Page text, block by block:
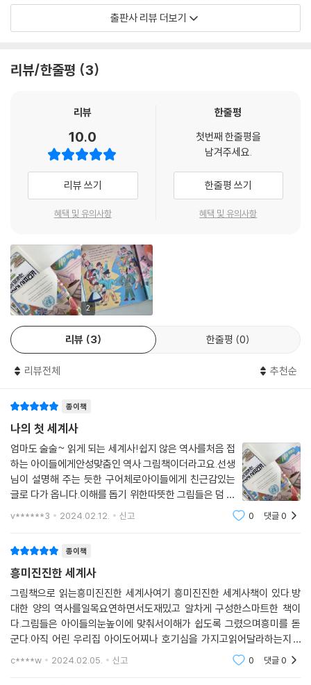
맞춤한 세계사 그림책이 필요하다는 생각에서 〈나의 첫 세계사〉 시리즈가
이들의 끝없는 상상력에 물을 주고, “세계사는 재미있다!”라는 첫인상을
성장하는 6~7세부터 제대로 된 역사책을 만난다면 세계를 바라보는 폭넓
문명이 발생한 고대부터 전 세계가 하나로 연결되어 살아가는 현대까지 시
대별 세계사를 다루며 총 20권으로 출간됩니다. 인도, 중국, 일본, 미국 등
한 나라의 역사를 집중적으로 탐구하거나 이슬람교와 크리스트교의 탄생,
르네상스, 산업 혁명, 세계 대전 등 주요한 역사적 사건을 깊이 있게 알아보
는 주제로 시리즈가 구성되어 다양한 시각으로 세계사를 배울 수 있습니
재미있는 글과 아름다운 그림으로 이해가 쏙쏙!
역사 선생님이 직접 쓰고 뛰어난 화가들이 그렸습니다.
이 시리즈는 중학교에서 역사를 가르치며 학생들과 세계사의 재미를 나누
고 있는 박혜정 선생님이 직접 쓴 역사책입니다. 오랜 시간 학생들에게 역
사를 가르치며 쌓아 온 경험을 바탕으로, 아이들 눈높이에 꼭 맞는 세계사
도와줍니다. 특히 친근한 말투를 사용하여 엄마 아빠가 아이에게 읽어 줄
계사 책입니다. 또한 이 시리즈는 역사 교양서이지만 수준 높은 그림을 감
상할 수 있는 그림책입니다. 최고의 화가들이 뛰어난 표현력으로 그려 낸
세계사 속 장면들은 아이들의 호기심을 불러일으키고, 생생한 몰입감을 선
사합니다. 글과 그림이 완벽한 조화를 이루도록 권마다 각기 다른 화가들
이 작업하여 주제에 꼭 어울리는 멋진 그림책을 완성했습니다. 저마다의
개성이 녹아 있는 다채로운 그림을 한 장씩 감상하다 보면 어느덧 역사 속
주인공인 된 듯 세계사 이야기에 푹 빠져들 것입니다. 〈나의 첫 세계사〉는
력을 펼쳐 보고, 마침내 아이들 스스로 거듭 읽다 보면 세상을 바라보는 눈
이 활짝 열리는 것을 느낄 수 있을 것입니다. 이 시리즈는 한 번 보고 덮을
책이 아니라, 두고두고 펼쳐 보며 앞으로 배우게 될 수많은 지식의 토대를
쌓을 수 있는 든든한 세계사 기본서입니다.
꼭 알아야 할 역사 지식을 가려 뽑은 핵심 세계사!
그림책만 펼치면 언제든지 역사 여행을 떠날 수 있습니다.
출판사 리뷰 더보기
리뷰/한줄평 3
리뷰
10.0
리뷰 쓰기
혜택 및 유의사항
한줄평
첫번째 한줄평을
남겨주세요.
한줄평 쓰기
혜택 및 유의사항
2
리뷰 3 한줄평 0
리뷰전체 추천순
종이책
나의 첫 세계사
엄마도 술술~ 읽게 되는 세계사!쉽지 않은 역사를처음 접
하는 아이들에게안성맞춤인 역사 그림책이더라고요.선생
님이 설명해 주는 듯한 구어체로아이들에게 친근감있는
글로 다가 옵니다.이해를 돕기 위한따뜻한 그림들은 덤 이
예요.역사는 배경을 알아야 과정부터현재까지 이해가 쉬
v******3 2024.02.12. 신고 0 댓글0
종이책
흥미진진한 세계사
그림책으로 읽는흥미진진한 세계사여기 흥미진진한 세계사책이 있다.방
대한 양의 역사를일목요연하면서도재밌고 알차게 구성한스마트한 책이
다.그림들은 아이들의눈높이에 맞춰서이해가 쉽도록 그렸으며흥미를 돋
군다.아직 어린 우리집 아이도어찌나 호기심을 가지고읽어달라하는지 2
권을 금세 읽었다.아이 뿐 아니라 어른들도재밌는 세계사 이야기!＜다시
c****w 2024.02.05. 신고 0 댓글0